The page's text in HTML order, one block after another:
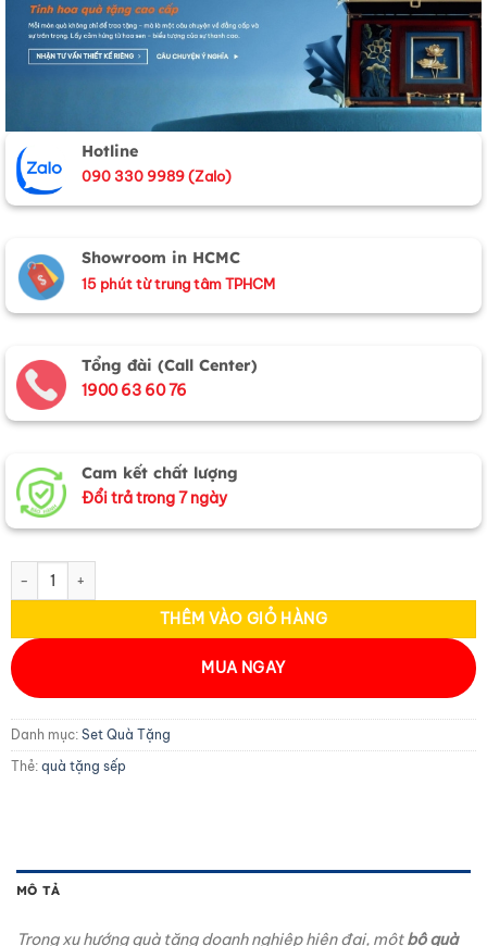
Hotline
090 330 9989 (Zalo)
Showroom in HCMC
15 phút từ trung tâm TPHCM
Tổng đài (Call Center)
1900 63 60 76
Cam kết chất lượng
Đổi trả trong 7 ngày
Set quà tặng cao cấp VVIP - SET02 - Sen đỏ thịnh vượng số lượng
THÊM VÀO GIỎ HÀNG
MUA NGAY
Danh mục: Set Quà Tặng
Thẻ: quà tặng sếp
MÔ TẢ
Trong xu hướng quà tặng doanh nghiệp hiện đại, mộtbộ quà